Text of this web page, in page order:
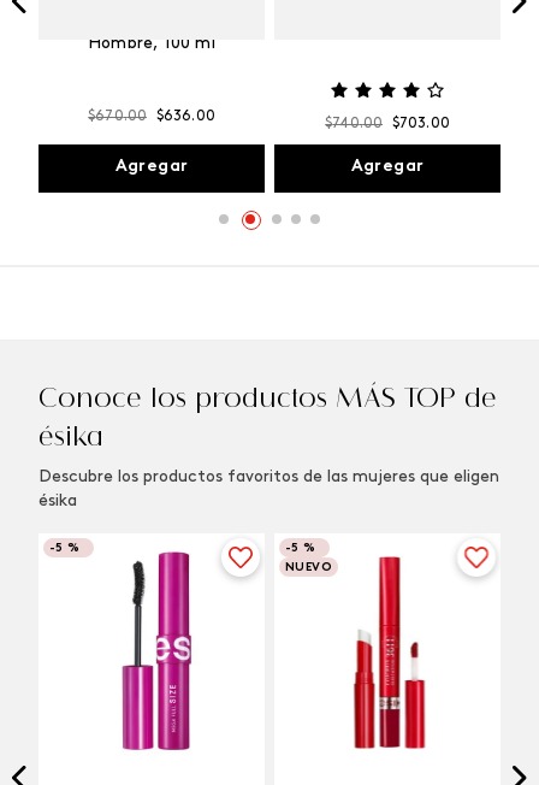
Hombre, 100 ml
$670.00 $636.00
Agregar
$740.00 $703.00
Agregar
Conoce los productos MÁS TOP de
ésika
Descubre los productos favoritos de las mujeres que eligen
ésika
-5 % -5 %
NUEVO